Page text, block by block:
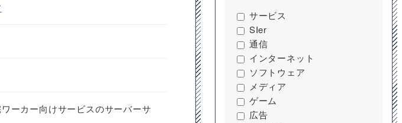
ーカー向けサービスのサーバーサ
サービス
SIer
通信
インターネット
ソフトウェア
メディア
ゲーム
広告